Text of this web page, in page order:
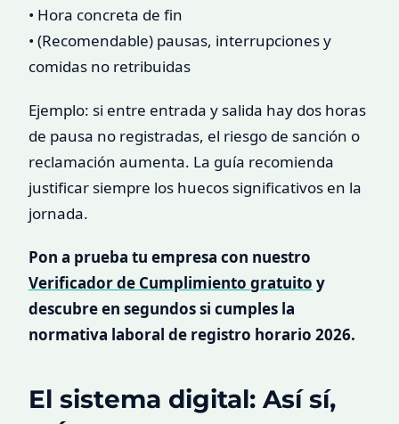
• Hora concreta de fin
• (Recomendable) pausas, interrupciones y
comidas no retribuidas
Ejemplo: si entre entrada y salida hay dos horas
de pausa no registradas, el riesgo de sanción o
reclamación aumenta. La guía recomienda
justificar siempre los huecos significativos en la
jornada.
Pon a prueba tu empresa con nuestro
Verificador de Cumplimiento gratuito y
descubre en segundos si cumples la
normativa laboral de registro horario 2026.
El sistema digital: Así sí,